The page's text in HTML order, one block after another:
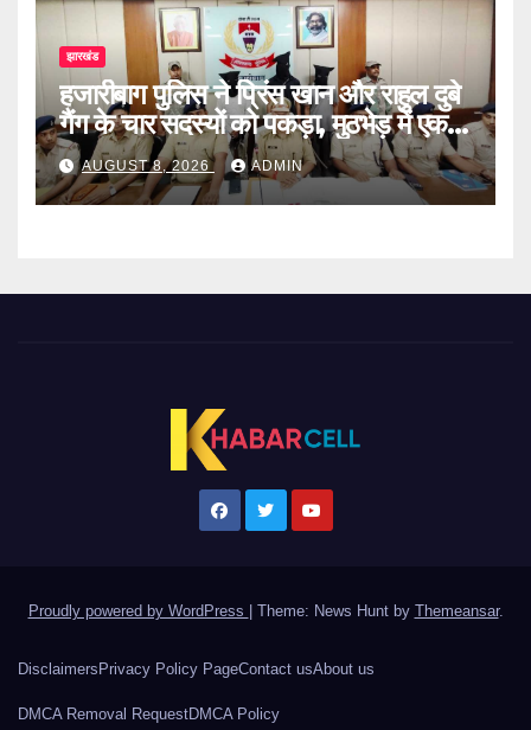
झारखंड
हजारीबाग पुलिस ने प्रिंस खान और राहुल दुबे
गैंग के चार सदस्यों को पकड़ा, मुठभेड़ में एक
घायल
AUGUST 8, 2026 ADMIN
Proudly powered by WordPress Theme: News Hunt by Themeansar.
DisclaimersPrivacy Policy PageContact usAbout us
DMCA Removal RequestDMCA Policy